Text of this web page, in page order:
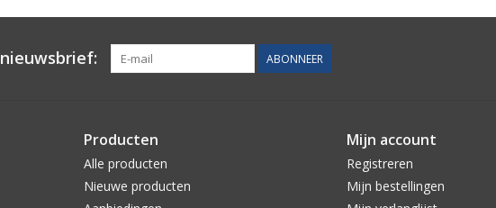
ABONNEER
Producten
Alle producten
Nieuwe producten
Mijn account
Registreren
Mijn bestellingen